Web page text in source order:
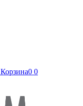
Корзина0 0